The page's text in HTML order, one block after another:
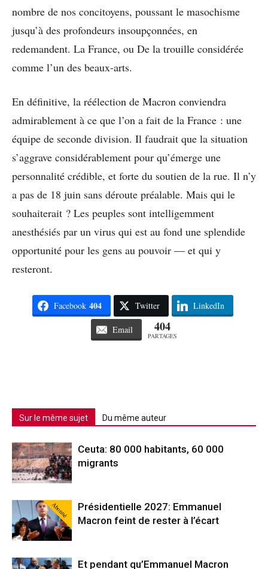
nombre de nos concitoyens, poussant le masochisme
jusqu’à des profondeurs insoupçonnées, en
redemandent. La France, ou De la trouille considérée
comme l’un des beaux-arts.
En définitive, la réélection de Macron conviendra
admirablement à ce que l’on a fait de la France : une
équipe de seconde division. Il faudrait que la situation
s’aggrave considérablement pour qu’émerge une
personnalité crédible, et forte du soutien de la rue. Il n’y
a pas de 18 juin sans déroute préalable. Mais qui le
souhaiterait ? Les peuples sont intelligemment
anesthésiés par un virus qui est au fond une splendide
opportunité pour les gens au pouvoir — et qui y
resteront.
Facebook 404 Twitter LinkedIn
Email 404
PARTAGES
Sur le même sujet Du même auteur
Ceuta: 80 000 habitants, 60 000
migrants
Abonné
Présidentielle 2027: Emmanuel
Macron feint de rester à l’écart
Et pendant qu’Emmanuel Macron